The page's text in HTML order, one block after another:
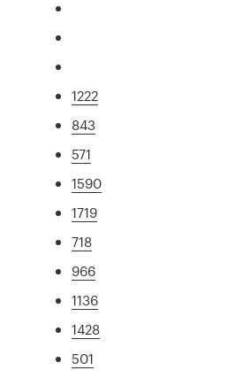
1222
843
571
1590
1719
718
966
1136
1428
501